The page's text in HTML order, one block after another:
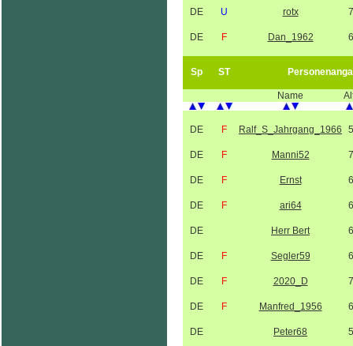
DE U rotx
DE F Dan_1962
Sp ST
Name
DE F Ralf_S_Jahrgang_1966
DE F Manni52
DE F Ernst
DE F ari64
DE Herr Bert
DE F Segler59
DE F 2020_D
DE F Manfred_1956
DE Peter68